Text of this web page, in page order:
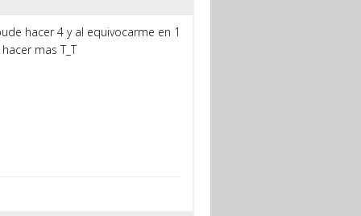
hacer 4 y al equivocarme en 1
mas T_T